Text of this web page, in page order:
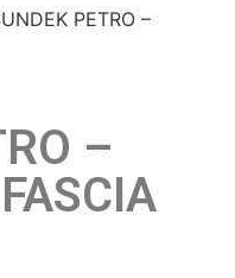
PETRO –
–